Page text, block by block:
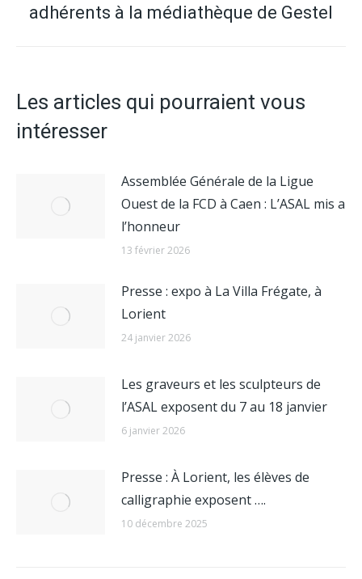
suivant
adhérents à la médiathèque de Gestel
Les articles qui pourraient vous
intéresser
Assemblée Générale de la Ligue
Ouest de la FCD à Caen : L’ASAL mis a
l’honneur
13 février 2026
Presse : expo à La Villa Frégate, à
Lorient
24 janvier 2026
Les graveurs et les sculpteurs de
l’ASAL exposent du 7 au 18 janvier
6 janvier 2026
Presse : À Lorient, les élèves de
calligraphie exposent ….
10 décembre 2025